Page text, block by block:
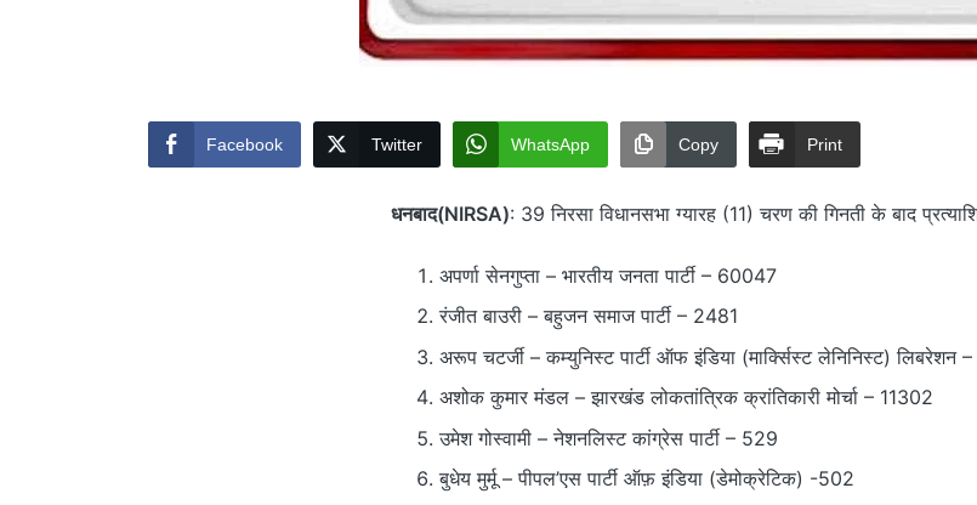
Facebook Twitter WhatsApp Copy Print
धनबाद(NIRSA): 39 निरसा विधानसभा ग्यारह (11) चरण की गिनती के बाद
अपर्णा सेनगुप्ता – भारतीय जनता पार्टी – 60047
रंजीत बाउरी – बहुजन समाज पार्टी – 2481
अरूप चटर्जी – कम्युनिस्ट पार्टी ऑफ इंडिया (मार्क्सिस्ट लेनिनिस्ट) लिबरेशन
अशोक कुमार मंडल – झारखंड लोकतांत्रिक क्रांतिकारी मोर्चा – 11302
उमेश गोस्वामी – नेशनलिस्ट कांग्रेस पार्टी – 529
बुधेय मुर्मू – पीपल’एस पार्टी ऑफ़ इंडिया (डेमोक्रेटिक) -502